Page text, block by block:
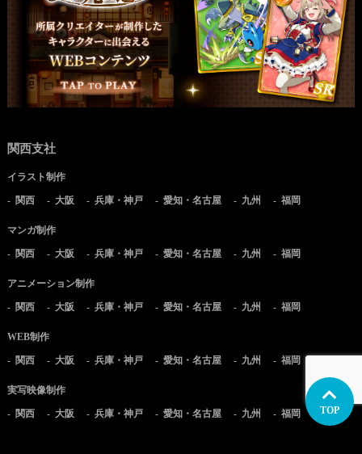
TOP
関西支社
イラスト制作
関西 大阪 兵庫・神戸 愛知・名古屋 九州 福岡
マンガ制作
関西 大阪 兵庫・神戸 愛知・名古屋 九州 福岡
アニメーション制作
関西 大阪 兵庫・神戸 愛知・名古屋 九州 福岡
WEB制作
関西 大阪 兵庫・神戸 愛知・名古屋 九州 福岡
実写映像制作
関西 大阪 兵庫・神戸 愛知・名古屋 九州 福岡